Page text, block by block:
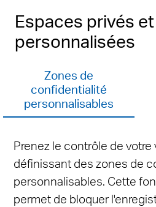
Espaces privés
personnalisées
Zones de
confidentialité
personnalisables
Prenez le contrôle de votre
définissant des zones de
personnalisables. Cette
permet de bloquer